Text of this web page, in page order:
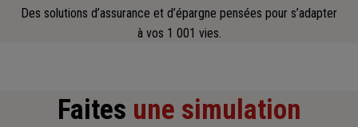
Des solutions d’assurance et d’épargne pensées pour s’adapter
à vos 1 001 vies.
Faites une simulation